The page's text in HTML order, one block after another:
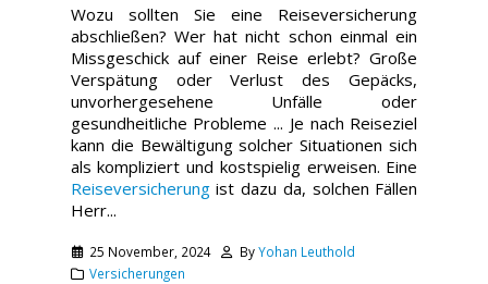
Wozu sollten Sie eine Reiseversicherung
abschließen? Wer hat nicht schon einmal ein
Missgeschick auf einer Reise erlebt? Große
Verspätung oder Verlust des Gepäcks,
unvorhergesehene Unfälle oder
gesundheitliche Probleme ... Je nach Reiseziel
kann die Bewältigung solcher Situationen sich
als kompliziert und kostspielig erweisen. Eine
Reiseversicherungist dazu da, solchen Fällen
Herr...
25 November, 2024 ByYohan Leuthold
Versicherungen